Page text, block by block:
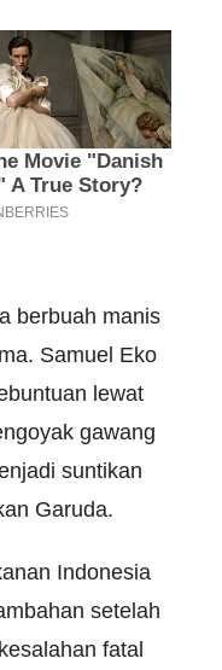
berbuah manis
Samuel Eko
lewat
gawang
suntikan
Garuda.
Indonesia
setelah
fatal